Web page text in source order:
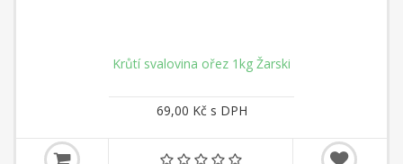
Krůtí svalovina ořez 1kg Žarski
69,00 Kč s DPH